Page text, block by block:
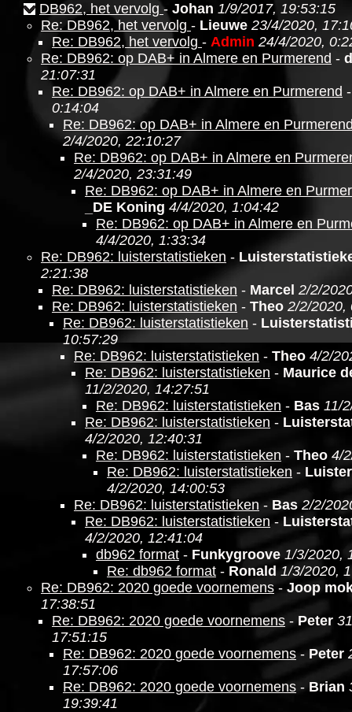
DB962, het vervolg- Johan 1/9/2017, 19:53:15
Re: DB962, het vervolg - Lieuwe 23/4/2020,
Re: DB962, het vervolg - Admin 24/4/2020,
Re: DB962: op DAB+ in Almere en Purmerend -
21:07:31
Re: DB962: op DAB+ in Almere en Purmerend
0:14:04
Re: DB962: op DAB+ in Almere en
2/4/2020, 22:10:27
Re: DB962: op DAB+ in Almere en
2/4/2020, 23:31:49
Re: DB962: op DAB+ in Almere en
_DE Koning 4/4/2020, 1:04:42
Re: DB962: op DAB+ in Almere en
4/4/2020, 1:33:34
Re: DB962: luisterstatistieken -
2:21:38
Re: DB962: luisterstatistieken - Marcel 2/2/
Re: DB962: luisterstatistieken - Theo 2/2/2020,
Re: DB962: luisterstatistieken -
10:57:29
Re: DB962: luisterstatistieken - Theo 4/2/
Re: DB962: luisterstatistieken - Maurice
11/2/2020, 14:27:51
Re: DB962: luisterstatistieken - Bas 11/
Re: DB962: luisterstatistieken -
4/2/2020, 12:40:31
Re: DB962: luisterstatistieken - Theo 4/
Re: DB962: luisterstatistieken -
4/2/2020, 14:00:53
Re: DB962: luisterstatistieken - Bas 2/2/
Re: DB962: luisterstatistieken -
4/2/2020, 12:41:04
db962 format - Funkygroove 1/3/2020,
Re: db962 format - Ronald 1/3/2020,
Re: DB962: 2020 goede voornemens - Joop
17:38:51
Re: DB962: 2020 goede voornemens - Peter
17:51:15
Re: DB962: 2020 goede voornemens - Peter
17:57:06
Re: DB962: 2020 goede voornemens - Brian
19:39:41